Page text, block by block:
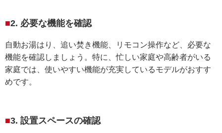
2. 必要な機能を確認
自動お湯はり、追い焚き機能、リモコン操作など、必要な
機能を確認しましょう。特に、忙しい家庭や高齢者がいる
家庭では、使いやすい機能が充実しているモデルがおすす
めです。
3. 設置スペースの確認